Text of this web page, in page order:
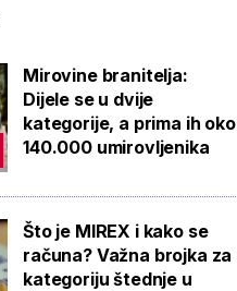
Mirovine branitelja:
Dijele se u dvije
kategorije, a prima ih oko
140.000 umirovljenika
Što je MIREX i kako se
računa? Važna brojka za
kategoriju štednje u